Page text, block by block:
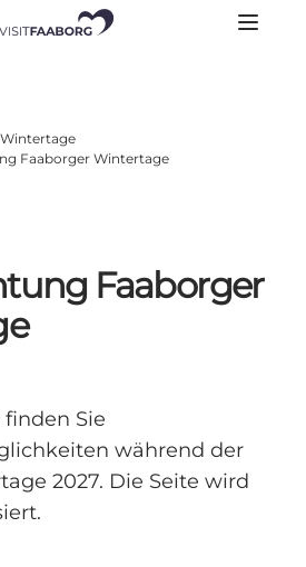
Faaborger Wintertage
Faaborger
Sie
während der
2027. Die Seite wird